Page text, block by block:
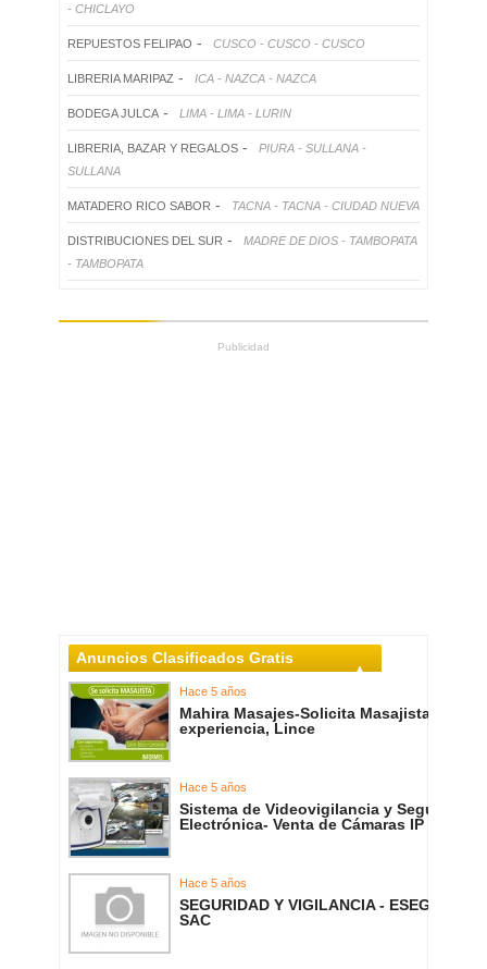
- CHICLAYO
REPUESTOS FELIPAO - CUSCO - CUSCO - CUSCO
LIBRERIA MARIPAZ - ICA - NAZCA - NAZCA
BODEGA JULCA - LIMA - LIMA - LURIN
LIBRERIA, BAZAR Y REGALOS -
PIURA - SULLANA -
SULLANA
MATADERO RICO SABOR - TACNA - TACNA - CIUDAD NUEVA
DISTRIBUCIONES DEL SUR -
MADRE DE DIOS - TAMBOPATA
- TAMBOPATA
Publicidad
Anuncios Clasificados Gratis
Hace 5 años
Mahira Masajes-Solicita Masajista con
experiencia, Lince
Hace 5 años
Sistema de Videovigilancia y Seguridad
Electrónica- Venta de Cámaras IP
Hace 5 años
SEGURIDAD Y VIGILANCIA - ESEGEM
SAC